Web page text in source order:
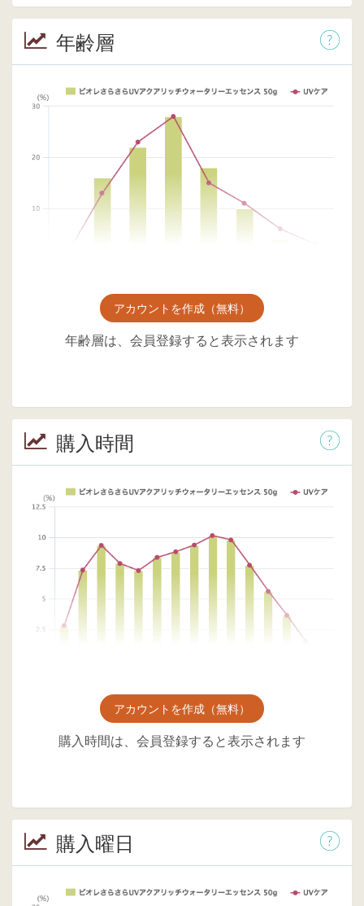
年齢層
アカウントを作成（無料）
年齢層は、会員登録すると表示されます
購入時間
アカウントを作成（無料）
購入時間は、会員登録すると表示されます
購入曜日